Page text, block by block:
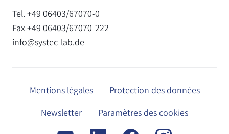
Tel. +49 06403/67070-0
Fax +49 06403/67070-222
info@systec-lab.de
Mentions légales
Protection des données
Newsletter
Paramètres des cookies